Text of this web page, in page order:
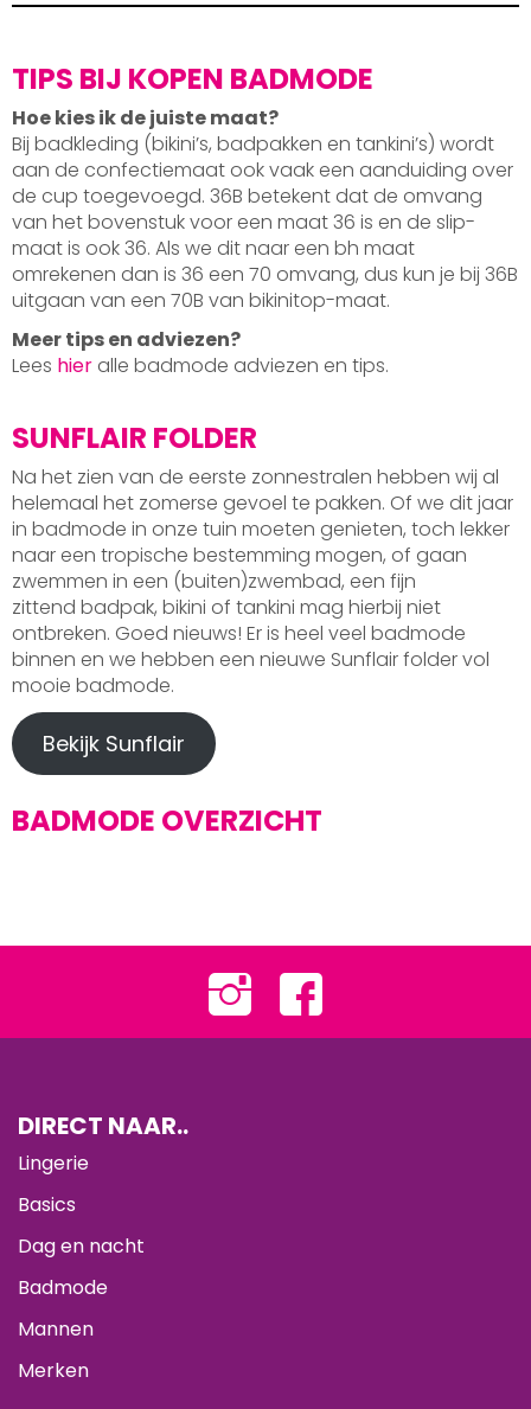
TIPS BIJ KOPEN BADMODE
Hoe kies ik de juiste maat?
Bij badkleding (bikini’s, badpakken en tankini’s) wordt
aan de confectiemaat ook vaak een aanduiding over
de cup toegevoegd. 36B betekent dat de omvang
van het bovenstuk voor een maat 36 is en de slip-
maat is ook 36. Als we dit naar een bh maat
omrekenen dan is 36 een 70 omvang, dus kun je bij 36B
uitgaan van een 70B van bikinitop-maat.
Meer tips en adviezen?
Lees hier alle badmode adviezen en tips.
SUNFLAIR FOLDER
Na het zien van de eerste zonnestralen hebben wij al
helemaal het zomerse gevoel te pakken. Of we dit jaar
in badmode in onze tuin moeten genieten, toch lekker
naar een tropische bestemming mogen, of gaan
zwemmen in een (buiten)zwembad, een fijn
zittend badpak, bikini of tankini mag hierbij niet
ontbreken. Goed nieuws! Er is heel veel badmode
binnen en we hebben een nieuwe Sunflair folder vol
mooie badmode.
Bekijk Sunflair
BADMODE OVERZICHT
DIRECT NAAR..
Lingerie
Basics
Dag en nacht
Badmode
Mannen
Merken